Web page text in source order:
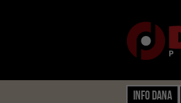
Info dana